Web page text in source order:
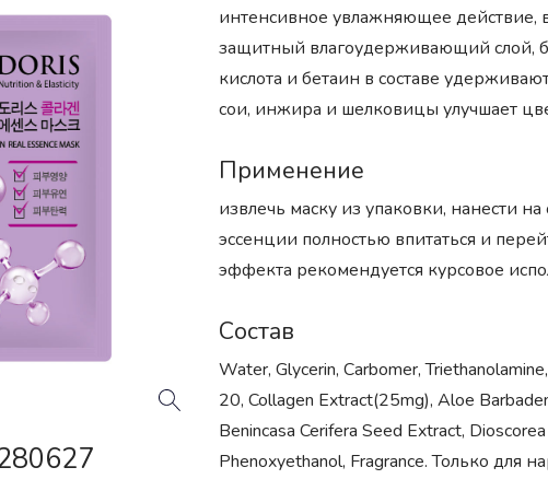
интенсивное увлажняющее действие,
защитный влагоудерживающий слой,
кислота и бетаин в составе
сои, инжира и шелковицы улучшает
Применение
извлечь маску из упаковки, нанести
эссенции полностью впитаться и
эффекта рекомендуется курсовое
Состав
Water, Glycerin, Carbomer,
20, Collagen Extract(25mg), Aloe
Benincasa Cerifera Seed Extract,
Phenoxyethanol, Fragrance. Только для